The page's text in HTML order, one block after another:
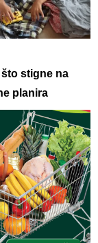
stigne na
planira